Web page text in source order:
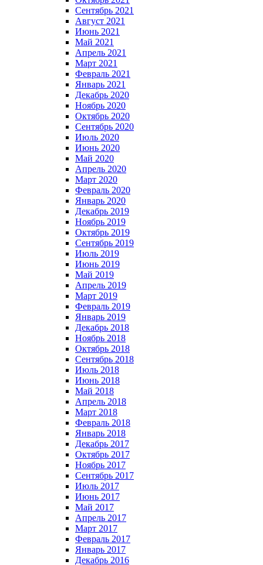
Сентябрь 2021
Август 2021
Июнь 2021
Май 2021
Апрель 2021
Март 2021
Февраль 2021
Январь 2021
Декабрь 2020
Ноябрь 2020
Октябрь 2020
Сентябрь 2020
Июль 2020
Июнь 2020
Май 2020
Апрель 2020
Март 2020
Февраль 2020
Январь 2020
Декабрь 2019
Ноябрь 2019
Октябрь 2019
Сентябрь 2019
Июль 2019
Июнь 2019
Май 2019
Апрель 2019
Март 2019
Февраль 2019
Январь 2019
Декабрь 2018
Ноябрь 2018
Октябрь 2018
Сентябрь 2018
Июль 2018
Июнь 2018
Май 2018
Апрель 2018
Март 2018
Февраль 2018
Январь 2018
Декабрь 2017
Октябрь 2017
Ноябрь 2017
Сентябрь 2017
Июль 2017
Июнь 2017
Май 2017
Апрель 2017
Март 2017
Февраль 2017
Январь 2017
Декабрь 2016